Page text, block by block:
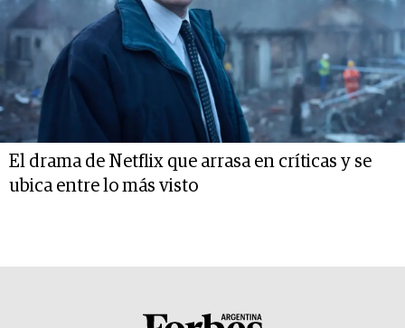
El drama de Netflix que arrasa en críticas y se
ubica entre lo más visto